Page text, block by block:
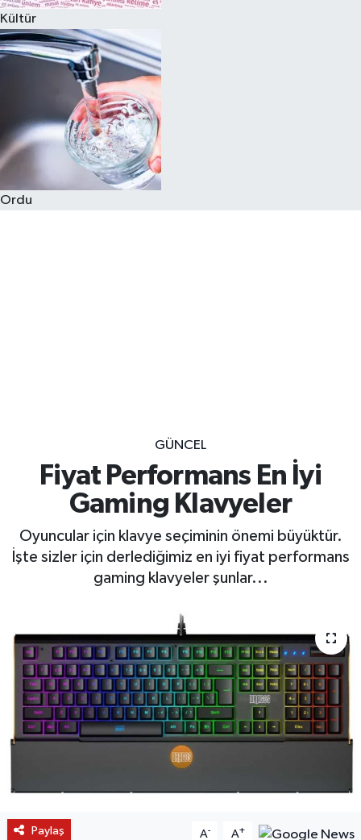
Kültür
Ordu
GÜNCEL
Fiyat Performans En İyi
Gaming Klavyeler
Oyuncular için klavye seçiminin önemi büyüktür.
İşte sizler için derlediğimiz en iyi fiyat performans
gaming klavyeler şunlar...
Paylaş A- A+